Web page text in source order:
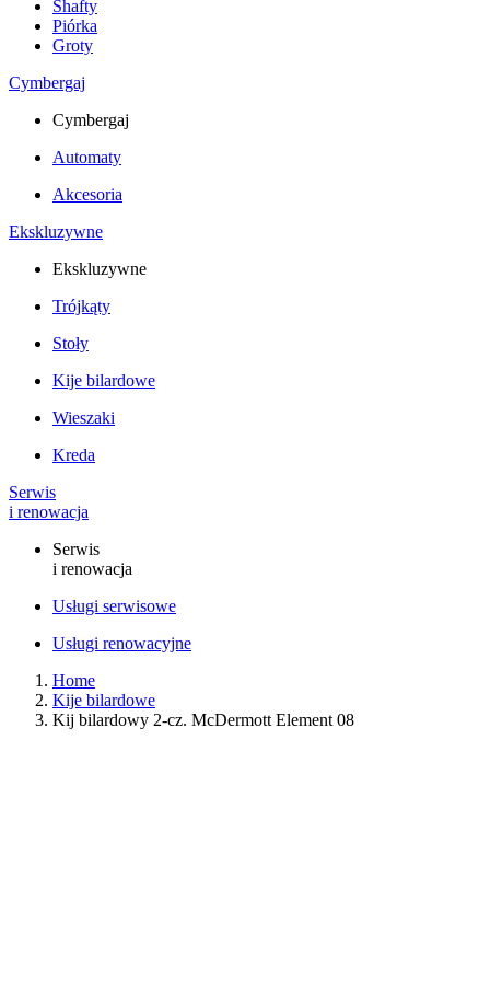
Shafty
Piórka
Groty
Cymbergaj
Cymbergaj
Automaty
Akcesoria
Ekskluzywne
Ekskluzywne
Trójkąty
Stoły
Kije bilardowe
Wieszaki
Kreda
Serwis
i renowacja
Serwis
i renowacja
Usługi serwisowe
Usługi renowacyjne
Home
Kije bilardowe
Kij bilardowy 2-cz. McDermott Element 08